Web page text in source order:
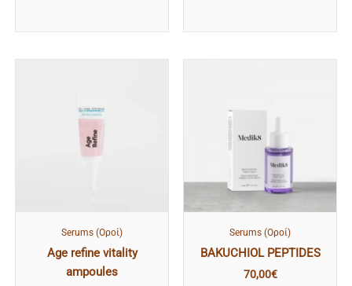
Serums (Οροί)
Age refine vitality
ampoules
Serums (Οροί)
BAKUCHIOL PEPTIDES
70,00€